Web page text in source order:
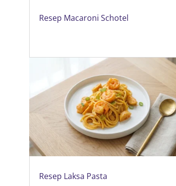
Resep Macaroni Schotel
Resep Laksa Pasta